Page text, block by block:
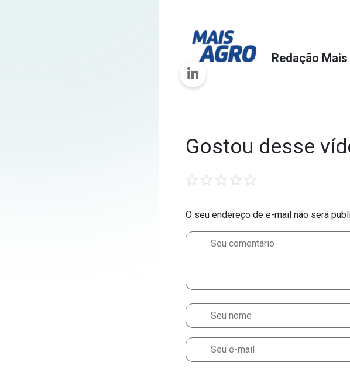
Redação
Gostou desse
O seu endereço de e-mail não será
star stars stars stars stars